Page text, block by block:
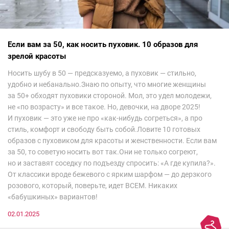
Если вам за 50, как носить пуховик. 10 образов для
зрелой красоты
Носить шубу в 50 — предсказуемо, а пуховик — стильно,
удобно и небанально.Знаю по опыту, что многие женщины
за 50+ обходят пуховики стороной. Мол, это удел молодежи,
не «по возрасту» и все такое. Но, девочки, на дворе 2025!
И пуховик — это уже не про «как-нибудь согреться», а про
стиль, комфорт и свободу быть собой.Ловите 10 готовых
образов с пуховиком для красоты и женственности. Если вам
за 50, то советую носить вот так.Они не только согреют,
но и заставят соседку по подъезду спросить: «А где купила?».
От классики вроде бежевого с ярким шарфом — до дерзкого
розового, который, поверьте, идет ВСЕМ. Никаких
«бабушкиных» вариантов!
02.01.2025